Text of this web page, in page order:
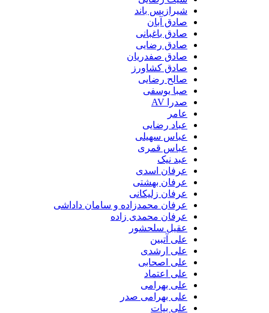
شیرازیس باند
صادق آبان
صادق باغبانی
صادق رضایی
صادق صفدریان
صادق کشاورز
صالح رضایی
صبا یوسفی
صدرا AV
عامر
عباد رضایی
عباس سهیلی
عباس قمری
عبد نیک
عرفان اسدی
عرفان بهشتی
عرفان زلیکانی
عرفان محمدزاده و سامان داداشی
عرفان محمدی زاده
عقیل سلحشور
علی آتبین
علی ارشدی
علی اصحابی
علی اعتماد
علی بهرامی
علی بهرامی صدر
علی بیات